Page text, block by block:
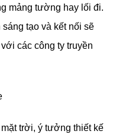
mảng tường hay lối đi.
tạo và kết nối sẽ
các công ty truyền
trời, ý tưởng thiết kế